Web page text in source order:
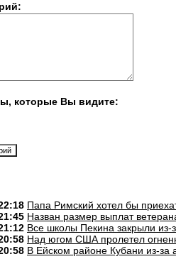
которые Вы видите:
Папа Римский хотел бы
Назван размер выплат
Все школы Пекина закрыли из-
Над югом США пролетел
В Ейском районе Кубани из-за